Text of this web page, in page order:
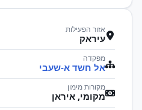
אזור הפעילות
עיראק
מפקדה
אל חשד א-שעבי
מקורות מימון
מקומי, איראן